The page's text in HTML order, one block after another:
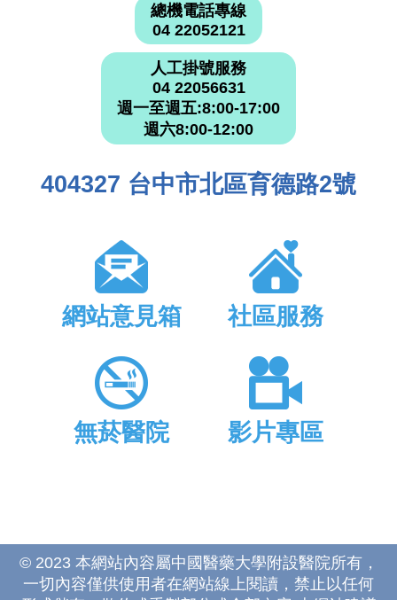
總機電話專線
04 22052121
人工掛號服務
04 22056631
週一至週五:8:00-17:00
週六8:00-12:00
404327 台中市北區育德路2號
網站意見箱 社區服務
無菸醫院 影片專區
© 2023 本網站內容屬中國醫藥大學附設醫院所有，
一切內容僅供使用者在網站線上閱讀，禁止以任何